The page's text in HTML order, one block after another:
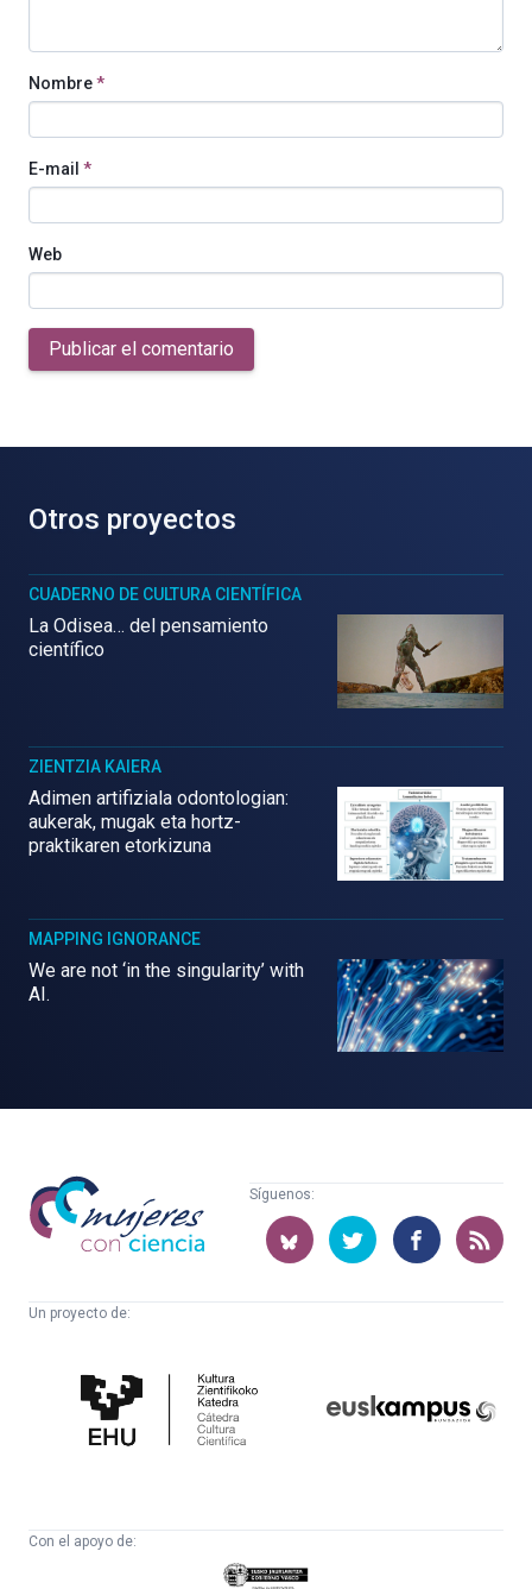
Nombre*
E-mail *
Web
Publicar el comentario
Otros proyectos
CUADERNO DE CULTURA CIENTÍFICA
La Odisea… del pensamiento
científico
ZIENTZIA KAIERA
Adimen artifiziala odontologian:
aukerak, mugak eta hortz-
praktikaren etorkizuna
MAPPING IGNORANCE
We are not ‘in the singularity’ with
AI.
Mujeres
con
ciencia
Síguenos:
Un proyecto de:
Cultura
Científica
Con el apoyo de:
Eusko